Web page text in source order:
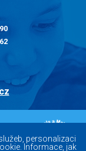
personalizaci
Informace, jak